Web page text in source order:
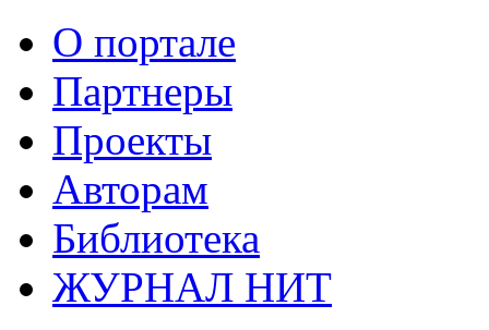
О портале
Партнеры
Проекты
Авторам
Библиотека
ЖУРНАЛ НИТ